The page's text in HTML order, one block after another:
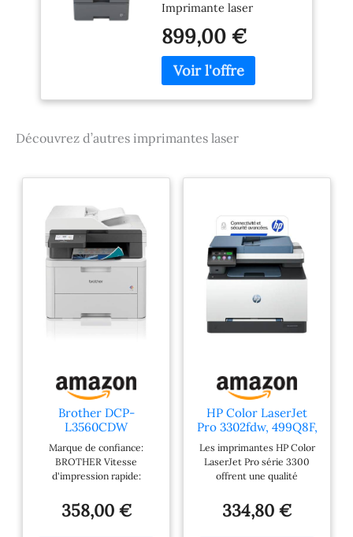
Laserdrucker - Bis
Zu 40 Seiten Pro
Minute - 250 Blatt
Und Eine 520 Blatt
Papierkassette - Lan
Imprimante laser
899,00 €
Découvrez d’autres imprimantes laser
Brother DCP-
L3560CDW
Imprimante Laser
Couleur
Multifonction
(Impression/Copie/S
Verso Automatique
Marque de confiance:
BROTHER Vitesse
d'impression rapide:
par minute pour une
productivité optimale
358,00 €
HP Color LaserJet
Pro 3302fdw, 499Q8F,
Imprimante
Multifunction A4,
Recto/Verso
Automatique Couleur,
Fax, Copie, ADF,
Les imprimantes HP Color
LaserJet Pro série 3300
offrent une qualité
aux toners de dernière
génération, obtenez des
334,80 €